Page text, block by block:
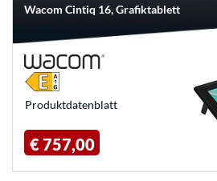
Wacom Cintiq 16, Grafiktablett
Produkt­datenblatt
€ 757,00